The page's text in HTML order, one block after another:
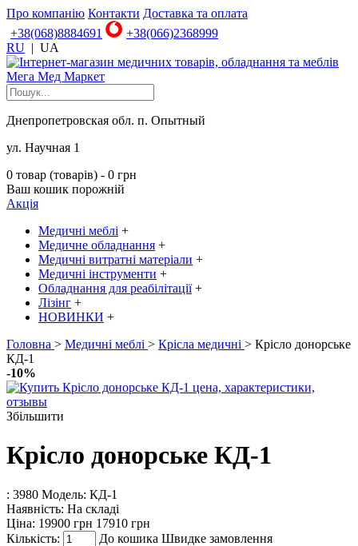
Про компанію Контакти Доставка та оплата
+38(068)8884691
+38(066)2368999
RU | UA
Днепропетровская обл. п. Опытный
ул. Научная 1
0 товар (товарів) - 0 грн
Ваш кошик порожній
Акція
Медичні меблі +
Медичне обладнання +
Медичні витратні матеріали +
Медичні інструменти +
Обладнання для реабілітації +
Лізінг +
НОВИНКИ +
Головна > Медичні меблі > Крісла медичні > Крісло донорське
КД-1
-10%
Збільшити
Крісло донорське КД-1
: 3980 Модель: КД-1
Наявність: На складі
Ціна: 19900 грн 17910 грн
Кількість:
До кошика Швидке замовлення